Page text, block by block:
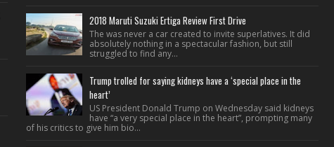
2018 Maruti Suzuki Ertiga Review First Drive
The was never a car created to invite superlatives. It did
absolutely nothing in a spectacular fashion, but still
struggled to find any...
Trump trolled for saying kidneys have a ‘special place in the
heart’
US President Donald Trump on Wednesday said kidneys
have “a very special place in the heart”, prompting many
of his critics to give him bio...